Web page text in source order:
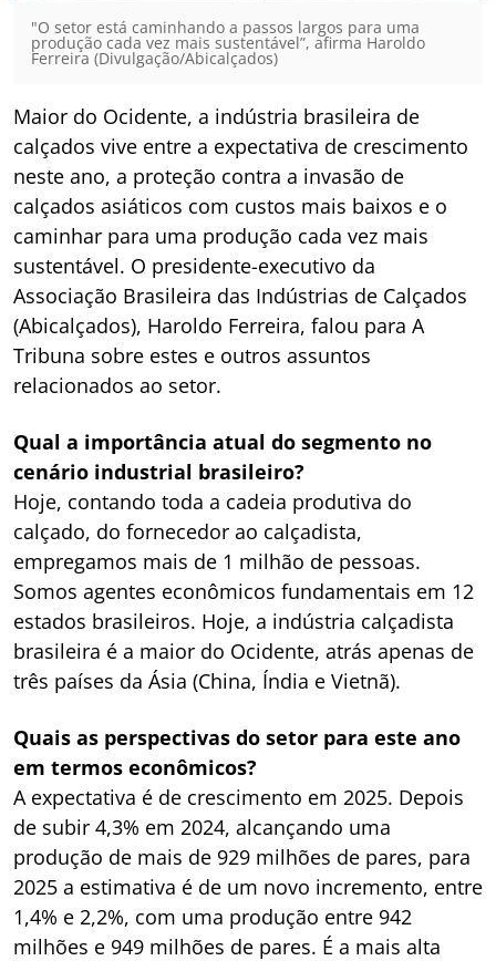
"O setor está caminhando a passos largos para uma
produção cada vez mais sustentável”, afirma Haroldo
Ferreira (Divulgação/Abicalçados)
Maior do Ocidente, a indústria brasileira de
calçados vive entre a expectativa de crescimento
neste ano, a proteção contra a invasão de
calçados asiáticos com custos mais baixos e o
caminhar para uma produção cada vez mais
sustentável. O presidente-executivo da
Associação Brasileira das Indústrias de Calçados
(Abicalçados), Haroldo Ferreira, falou para A
Tribuna sobre estes e outros assuntos
relacionados ao setor.
Qual a importância atual do segmento no
cenário industrial brasileiro?
Hoje, contando toda a cadeia produtiva do
calçado, do fornecedor ao calçadista,
empregamos mais de 1 milhão de pessoas.
Somos agentes econômicos fundamentais em 12
estados brasileiros. Hoje, a indústria calçadista
brasileira é a maior do Ocidente, atrás apenas de
três países da Ásia (China, Índia e Vietnã).
Quais as perspectivas do setor para este ano
em termos econômicos?
A expectativa é de crescimento em 2025. Depois
de subir 4,3% em 2024, alcançando uma
produção de mais de 929 milhões de pares, para
2025 a estimativa é de um novo incremento, entre
1,4% e 2,2%, com uma produção entre 942
milhões e 949 milhões de pares. É a mais alta